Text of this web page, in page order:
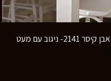
שולחן אוכל עליו מונחת פלטת אבן קיסר 2141- ניגוב עם מעט